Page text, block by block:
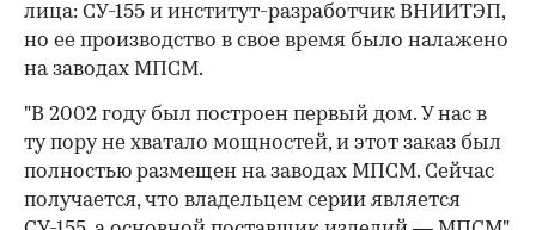
лица: СУ-155 и институт-разработчик ВНИИТЭП,
но ее производство в свое время было налажено
на заводах МПСМ.
"В 2002 году был построен первый дом. У нас в
ту пору не хватало мощностей, и этот заказ был
полностью размещен на заводах МПСМ. Сейчас
получается, что владельцем серии является